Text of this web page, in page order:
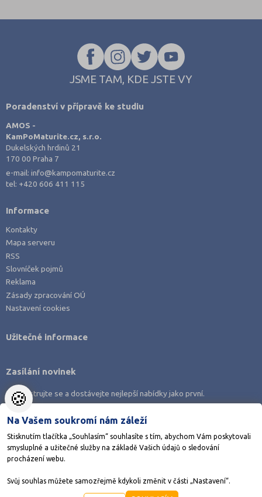
JSME TAM, KDE JSTE VY
Poradenství v přípravě ke studiu
AMOS -
KamPoMaturite.cz, s.r.o.
Dukelských hrdinů 21
170 00 Praha 7
e-mail:info@kampomaturite.cz
tel: +420 606 411 115
Informace
Kontakty
Mapa serveru
RSS
Slovníček pojmů
Reklama
Zásady zpracování OÚ
Nastavení cookies
Stáhněte si aplikaci Adresář škol
Užitečné informace
Zasílání novinek
Zaregistrujte se a dostávejte nejlepší nabídky jako první.
AMOS KamPoMaturite.cz, s.r.o., stránky vytvořilo
🍪
Na Vašem soukromí nám záleží
Stisknutím tlačítka „Souhlasím“ souhlasíte s tím, abychom Vám poskytovali
smysluplné a užitečné služby na základě Vašich údajů o sledování
procházení webu.
Svůj souhlas můžete samozřejmě kdykoli změnit v části „Nastavení“.